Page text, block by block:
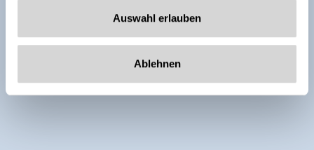
Auswahl erlauben
Ablehnen